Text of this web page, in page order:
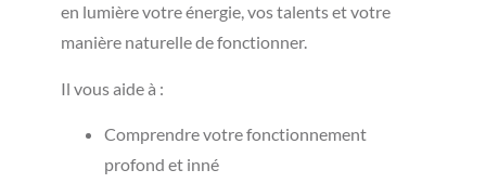
en lumière votre énergie, vos talents et votre
manière naturelle de fonctionner.
Il vous aide à :
Comprendre votre fonctionnement
profond et inné